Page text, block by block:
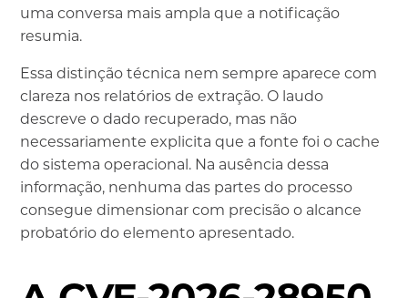
uma conversa mais ampla que a notificação
resumia.
Essa distinção técnica nem sempre aparece com
clareza nos relatórios de extração. O laudo
descreve o dado recuperado, mas não
necessariamente explicita que a fonte foi o cache
do sistema operacional. Na ausência dessa
informação, nenhuma das partes do processo
consegue dimensionar com precisão o alcance
probatório do elemento apresentado.